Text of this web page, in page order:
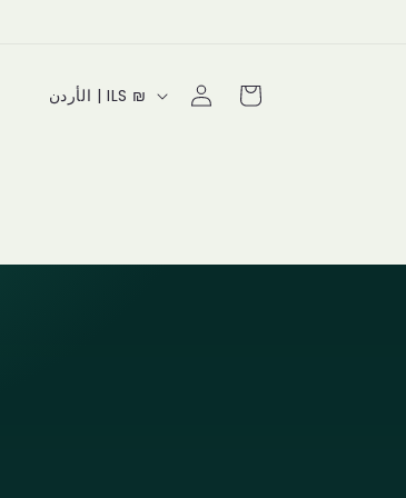
الأردن | ILS ₪
سلة
التسوق